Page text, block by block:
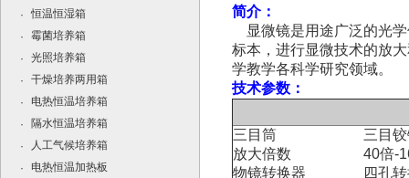
·
恒温恒湿箱
·
霉菌培养箱
·
光照培养箱
·
干燥培养两用箱
·
电热恒温培养箱
·
隔水恒温培养箱
·
人工气候培养箱
·
电热恒温加热板
简介：
显微镜是用途广泛的光学
标本，进行显微技术的放
学教学各科学研究领域。
技术参数：
三目筒
放大倍数
物镜转换器
三目
40倍-
四孔